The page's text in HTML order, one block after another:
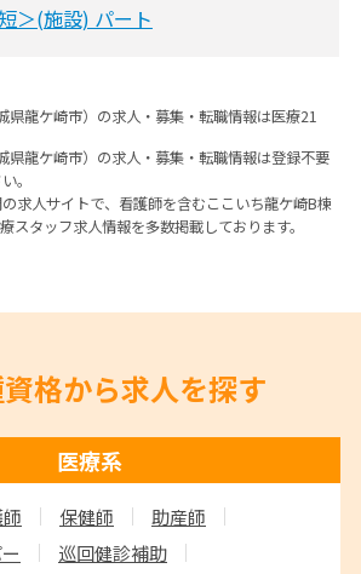
＞(施設) パート
県龍ケ崎市）の求人・募集・転職情報は医療21
県龍ケ崎市）の求人・募集・転職情報は登録不要
。
求人サイトで、看護師を含むここいち龍ケ崎B棟
スタッフ求人情報を多数掲載しております。
格から求人を探す
医療系
保健師
助産師
巡回健診補助